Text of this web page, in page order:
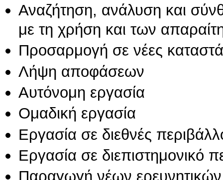
Αναζήτηση, ανάλυση και
με τη χρήση και των
Προσαρμογή σε νέες
Λήψη αποφάσεων
Αυτόνομη εργασία
Ομαδική εργασία
Εργασία σε διεθνές
Εργασία σε διεπιστημονικό
Παραγωγή νέων